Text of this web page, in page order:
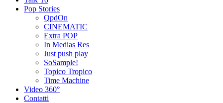
Pop Stories
QpdOn
CINEMATIC
Extra POP
In Medias Res
Just push play
SoSample!
Topico Tropico
Time Machine
Video 360°
Contatti